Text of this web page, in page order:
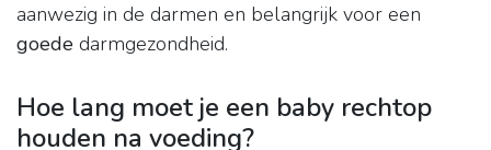
aanwezig in de darmen en belangrijk voor een
goede darmgezondheid.
Hoe lang moet je een baby rechtop
houden na voeding?